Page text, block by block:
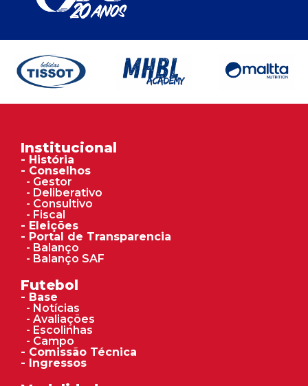
Institucional
- História
- Conselhos
- Gestor
- Deliberativo
- Consultivo
- Fiscal
- Eleições
- Portal de Transparencia
- Balanço
- Balanço SAF
Futebol
- Base
- Notícias
- Avaliações
- Escolinhas
- Campo
- Comissão Técnica
- Ingressos